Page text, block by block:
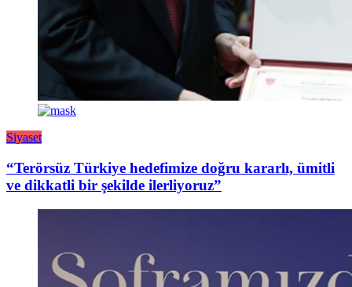
Siyaset
“Terörsüz Türkiye hedefimize doğru kararlı, ümitli
ve dikkatli bir şekilde ilerliyoruz”